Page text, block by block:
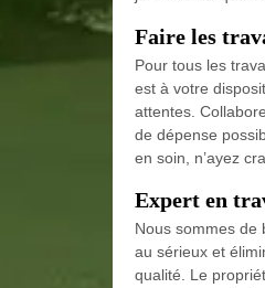
Faire les
Pour tous les
est à votre
attentes.
de dépense
en soin, n’ayez
Expert en
Nous sommes de
au sérieux et
qualité. Le